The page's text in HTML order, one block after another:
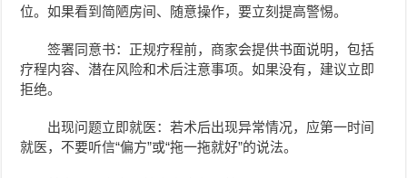
位。如果看到简陋房间、随意操作，要立刻提高警惕。
签署同意书：正规疗程前，商家会提供书面说明，包括
疗程内容、潜在风险和术后注意事项。如果没有，建议立即
拒绝。
出现问题立即就医：若术后出现异常情况，应第一时间
就医，不要听信“偏方”或“拖一拖就好”的说法。